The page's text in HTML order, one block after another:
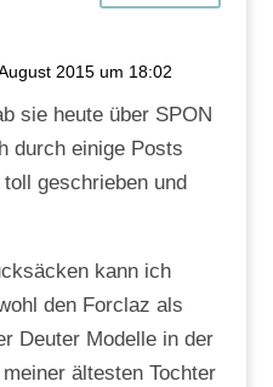
2015 um 18:02
sie heute über SPON
durch einige Posts
geschrieben und
kann ich
den Forclaz als
Deuter Modelle in der
ältesten Tochter